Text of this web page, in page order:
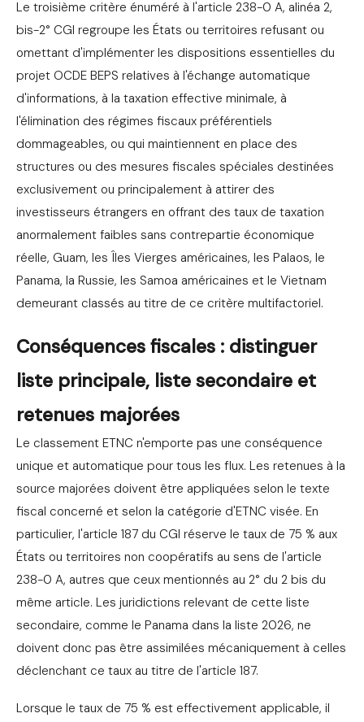
Le troisième critère énuméré à l'article 238-0 A, alinéa 2,
bis-2° CGI regroupe les États ou territoires refusant ou
omettant d'implémenter les dispositions essentielles du
projet OCDE BEPS relatives à l'échange automatique
d'informations, à la taxation effective minimale, à
l'élimination des régimes fiscaux préférentiels
dommageables, ou qui maintiennent en place des
structures ou des mesures fiscales spéciales destinées
exclusivement ou principalement à attirer des
investisseurs étrangers en offrant des taux de taxation
anormalement faibles sans contrepartie économique
réelle, Guam, les Îles Vierges américaines, les Palaos, le
Panama, la Russie, les Samoa américaines et le Vietnam
demeurant classés au titre de ce critère multifactoriel.
Conséquences fiscales : distinguer
liste principale, liste secondaire et
retenues majorées
Le classement ETNC n'emporte pas une conséquence
unique et automatique pour tous les flux. Les retenues à la
source majorées doivent être appliquées selon le texte
fiscal concerné et selon la catégorie d'ETNC visée. En
particulier, l'article 187 du CGI réserve le taux de 75 % aux
États ou territoires non coopératifs au sens de l'article
238-0 A, autres que ceux mentionnés au 2° du 2 bis du
même article. Les juridictions relevant de cette liste
secondaire, comme le Panama dans la liste 2026, ne
doivent donc pas être assimilées mécaniquement à celles
déclenchant ce taux au titre de l'article 187.
Lorsque le taux de 75 % est effectivement applicable, il